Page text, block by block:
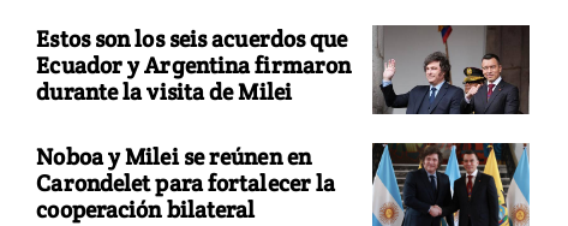
Estos son los seis acuerdos que
Ecuador y Argentina firmaron
durante la visita de Milei
Noboa y Milei se reúnen en
Carondelet para fortalecer la
cooperación bilateral